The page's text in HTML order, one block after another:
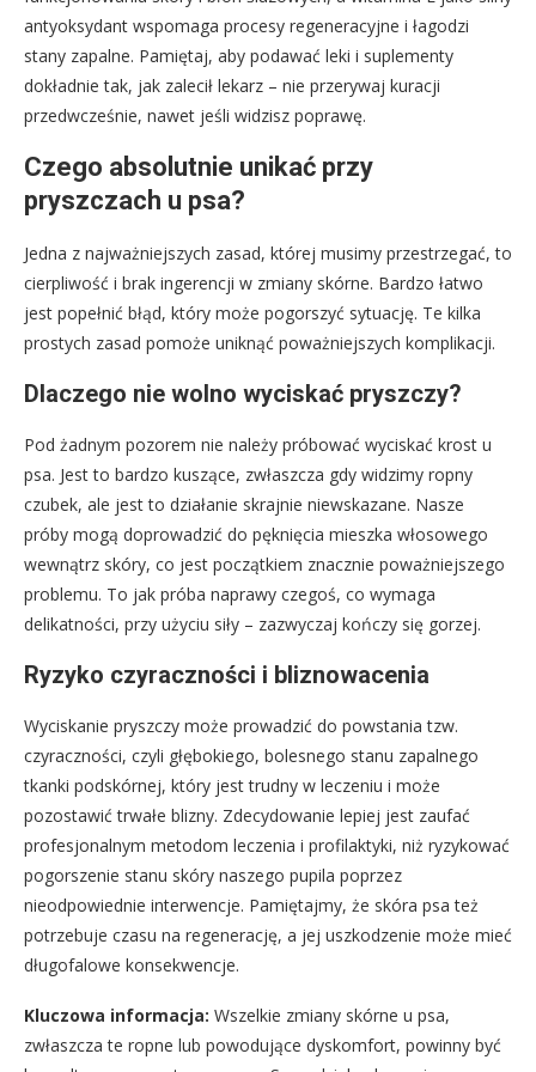
antyoksydant wspomaga procesy regeneracyjne i łagodzi
stany zapalne. Pamiętaj, aby podawać leki i suplementy
dokładnie tak, jak zalecił lekarz – nie przerywaj kuracji
przedwcześnie, nawet jeśli widzisz poprawę.
Czego absolutnie unikać przy
pryszczach u psa?
Jedna z najważniejszych zasad, której musimy przestrzegać, to
cierpliwość i brak ingerencji w zmiany skórne. Bardzo łatwo
jest popełnić błąd, który może pogorszyć sytuację. Te kilka
prostych zasad pomoże uniknąć poważniejszych komplikacji.
Dlaczego nie wolno wyciskać pryszczy?
Pod żadnym pozorem nie należy próbować wyciskać krost u
psa. Jest to bardzo kuszące, zwłaszcza gdy widzimy ropny
czubek, ale jest to działanie skrajnie niewskazane. Nasze
próby mogą doprowadzić do pęknięcia mieszka włosowego
wewnątrz skóry, co jest początkiem znacznie poważniejszego
problemu. To jak próba naprawy czegoś, co wymaga
delikatności, przy użyciu siły – zazwyczaj kończy się gorzej.
Ryzyko czyraczności i bliznowacenia
Wyciskanie pryszczy może prowadzić do powstania tzw.
czyraczności, czyli głębokiego, bolesnego stanu zapalnego
tkanki podskórnej, który jest trudny w leczeniu i może
pozostawić trwałe blizny. Zdecydowanie lepiej jest zaufać
profesjonalnym metodom leczenia i profilaktyki, niż ryzykować
pogorszenie stanu skóry naszego pupila poprzez
nieodpowiednie interwencje. Pamiętajmy, że skóra psa też
potrzebuje czasu na regenerację, a jej uszkodzenie może mieć
długofalowe konsekwencje.
Kluczowa informacja: Wszelkie zmiany skórne u psa,
zwłaszcza te ropne lub powodujące dyskomfort, powinny być